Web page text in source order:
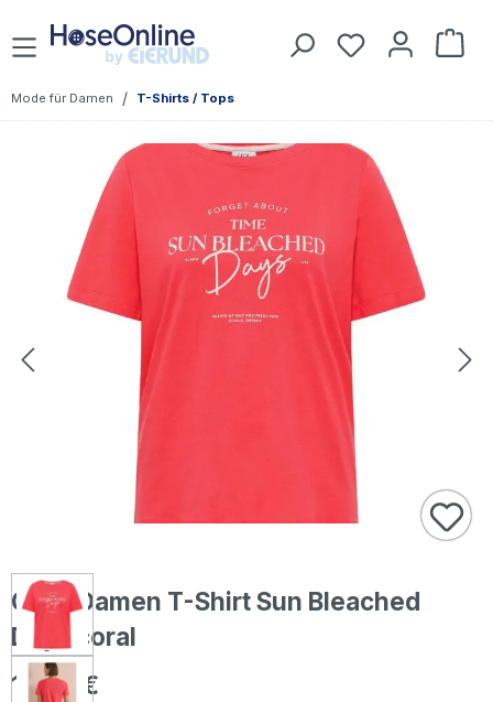
Zum Hauptinhalt springen
Mode für Damen / T-Shirts / Tops
Bildergalerie überspringen
Cecil Damen T-Shirt Sun Bleached
Days coral
Regulärer Preis:
17,99 €